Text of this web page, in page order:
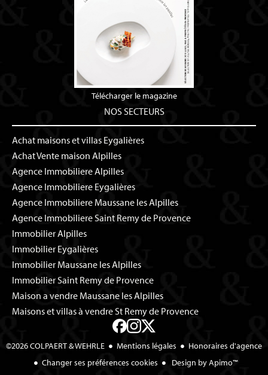
Télécharger le magazine
NOS SECTEURS
Achat maisons et villas Eygalières
Achat Vente maison Alpilles
Agence Immobiliere Alpilles
Agence Immobiliere Eygalières
Agence Immobiliere Maussane les Alpilles
Agence Immobiliere Saint Remy de Provence
Immobilier Alpilles
Immobilier Eygalières
Immobilier Maussane les Alpilles
Immobilier Saint Remy de Provence
Maison a vendre Maussane les Alpilles
Maisons et villas à vendre St Remy de Provence
©2026 COLPAERT & WEHRLE Mentions légales
Honoraires d'agence
Changer ses préférences cookies
Design byApimo™